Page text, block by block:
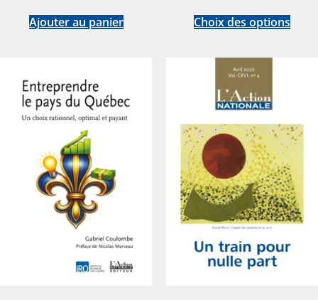
Ajouter au panier Choix des options